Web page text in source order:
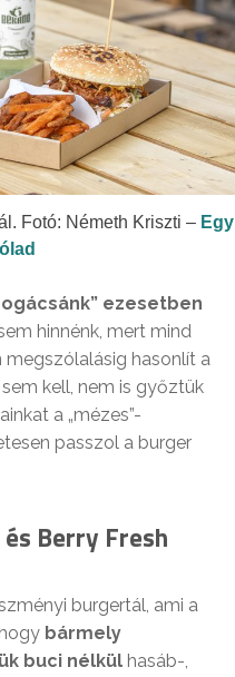
Fotó: Németh Kriszti – Egy
ezesetben
sem hinnénk, mert mind
megszólalásig hasonlít a
kell, nem is győztük
a „mézes”-
passzol a burger
Berry Fresh
burgertál, ami a
bármely
buci nélkül hasáb-,